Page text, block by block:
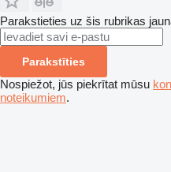
Parakstieties uz šis rubrikas
Parakstīties
Nospiežot, jūs piekrītat mūsu
noteikumiem.